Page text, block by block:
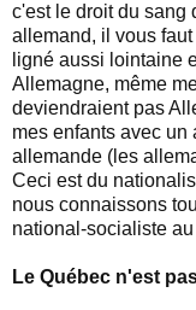
c'est le droit du sang
allemand, il vous
ligné aussi lointaine
Allemagne, même
deviendraient pas
mes enfants avec
allemande (les
Ceci est du
nous connaissons
national-socialiste
Le Québec n'est